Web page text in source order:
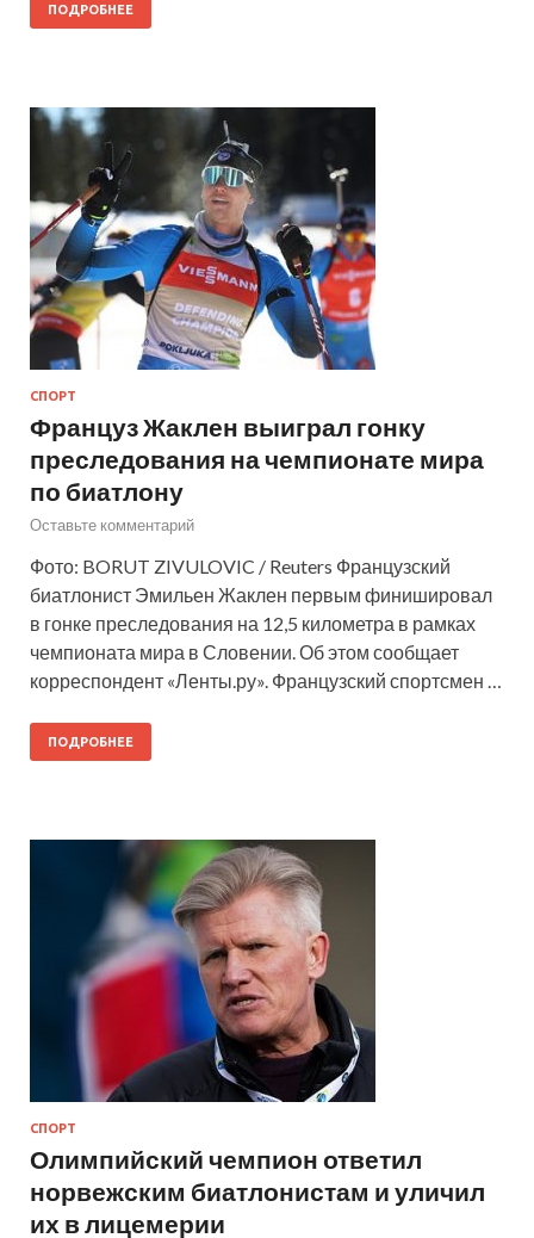
ПОДРОБНЕЕ
СПОРТ
Француз Жаклен выиграл гонку
преследования на чемпионате мира
по биатлону
Оставьте комментарий
Фото: BORUT ZIVULOVIC / Reuters Французский
биатлонист Эмильен Жаклен первым финишировал
в гонке преследования на 12,5 километра в рамках
чемпионата мира в Словении. Об этом сообщает
корреспондент «Ленты.ру». Французский спортсмен …
ПОДРОБНЕЕ
СПОРТ
Олимпийский чемпион ответил
норвежским биатлонистам и уличил
их в лицемерии